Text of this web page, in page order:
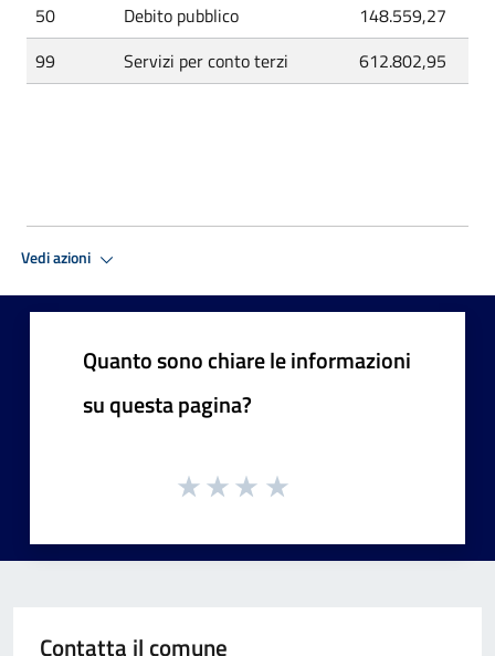
50 Debito pubblico
148.559,27
99
Servizi per conto terzi 612.802,95
Vedi azioni
Quanto sono chiare le informazioni
su questa pagina?
Contatta il comune